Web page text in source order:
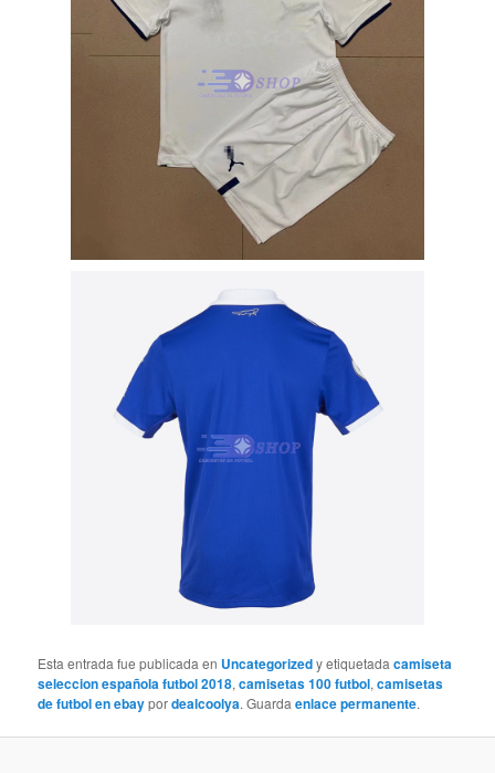
Esta entrada fue publicada en Uncategorizedy etiquetadacamiseta
seleccion española futbol 2018,camisetas 100 futbol,camisetas
de futbol en ebaypordealcoolya. Guardaenlace permanente.